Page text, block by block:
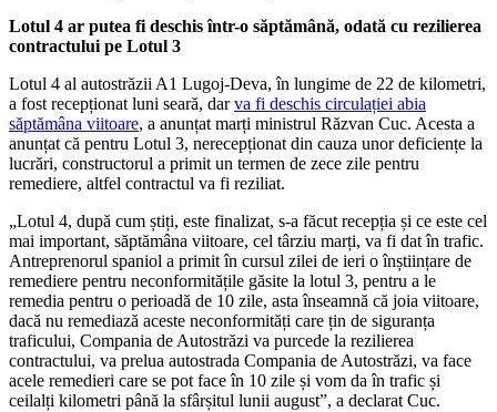
Lotul 4 ar putea fi deschis într-o săptămână, odată cu rezilierea
contractului pe Lotul 3
Lotul 4 al autostrăzii A1 Lugoj-Deva, în lungime de 22 de kilometri,
a fost recepționat luni seară, darva fi deschis circulației abia
săptămâna viitoare, a anunțat marți ministrul Răzvan Cuc. Acesta a
anunțat că pentru Lotul 3, nerecepționat din cauza unor deficiențe la
lucrări, constructorul a primit un termen de zece zile pentru
remediere, altfel contractul va fi reziliat.
„Lotul 4, după cum știți, este finalizat, s-a făcut recepția și ce este cel
mai important, săptămâna viitoare, cel târziu marți, va fi dat în trafic.
Antreprenorul spaniol a primit în cursul zilei de ieri o înștiințare de
remediere pentru neconformitățile găsite la lotul 3, pentru a le
remedia pentru o perioadă de 10 zile, asta înseamnă că joia viitoare,
dacă nu remediază aceste neconformități care țin de siguranța
traficului, Compania de Autostrăzi va purcede la rezilierea
contractului, va prelua autostrada Compania de Autostrăzi, va face
acele remedieri care se pot face în 10 zile și vom da în trafic și
ceilalți kilometri până la sfârșitul lunii august”, a declarat Cuc.